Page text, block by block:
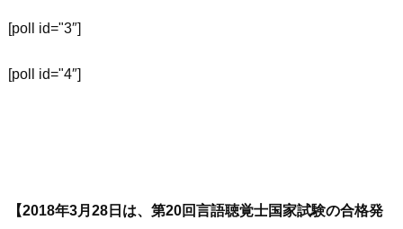
[poll id="3″]
[poll id="4″]
【2018年3月28日は、第20回言語聴覚士国家試験の合格発